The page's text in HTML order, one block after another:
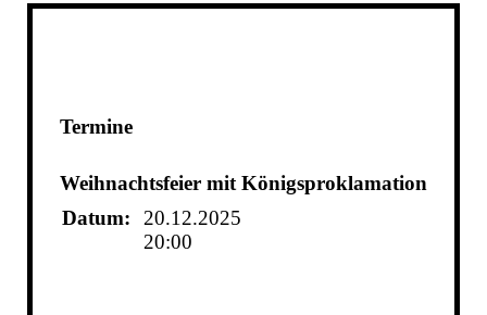
Termine
Weihnachtsfeier mit Königsproklamation
Datum:
20.12.2025
20:00